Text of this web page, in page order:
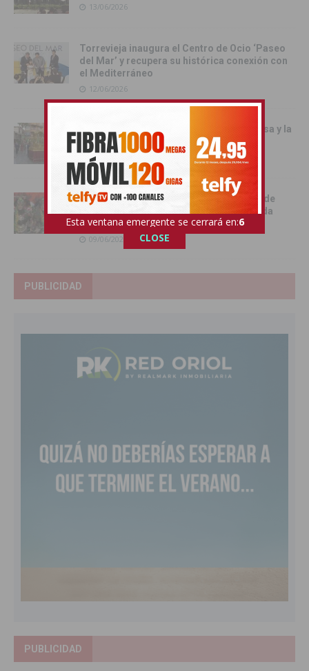
13/06/2026
Torrevieja inaugura el Centro de Ocio ‘Paseo
del Mar’ y recupera su histórica conexión con
el Mediterráneo
12/06/2026
Pilar de la Horadada celebró la Santa Misa y la
Procesión del Corpus Christi 2026
11/06/2026
Benejúzar se vuelca con la gran Entrada de
Moros y Cristianos en una intensa jornada
festiva
09/06/2026
PUBLICIDAD
PUBLICIDAD
Esta ventana emergente se cerrará en:5
CLOSE